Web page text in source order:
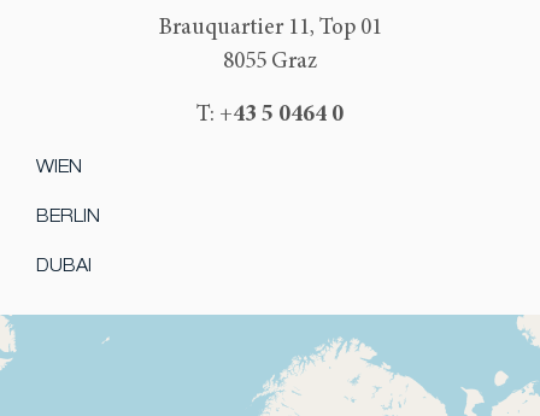
Brauquartier 11, Top 01
8055 Graz
T: +43 5 0464 0
WIEN
BERLIN
DUBAI